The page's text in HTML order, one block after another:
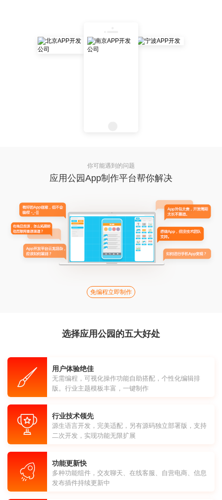
你可能遇到的问题
应用公园App制作平台帮你解决
免编程立即制作
选择应用公园的五大好处
用户体验绝佳
无需编程，可视化操作功能自助搭配，个性化编辑排
版。行业主题模板丰富，一键制作
行业技术领先
源生语言开发，完美适配，另有源码独立部署版，支持
二次开发，实现功能无限扩展
功能更新快
多种功能组件，交友聊天、在线客服、自营电商、信息
发布插件持续更新中